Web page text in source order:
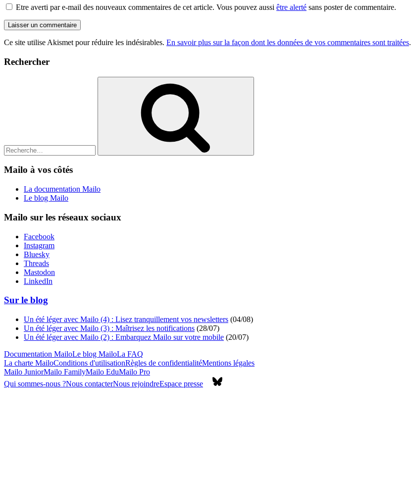
Etre averti par e-mail des nouveaux commentaires de cet article. Vous pouvez aussi être alerté sans poster de commentaire.
Ce site utilise Akismet pour réduire les indésirables. En savoir plus sur la façon dont les données de vos commentaires sont traitées.
Rechercher
Mailo à vos côtés
La documentation Mailo
Le blog Mailo
Mailo sur les réseaux sociaux
Facebook
Instagram
Bluesky
Threads
Mastodon
LinkedIn
Sur le blog
Un été léger avec Mailo (4) : Lisez tranquillement vos newsletters (04/08)
Un été léger avec Mailo (3) : Maîtrisez les notifications (28/07)
Un été léger avec Mailo (2) : Embarquez Mailo sur votre mobile (20/07)
Documentation MailoLe blog MailoLa FAQ
La charte MailoConditions d'utilisationRègles de confidentialitéMentions légales
Mailo JuniorMailo FamilyMailo EduMailo Pro
Qui sommes-nous ?Nous contacterNous rejoindreEspace presse